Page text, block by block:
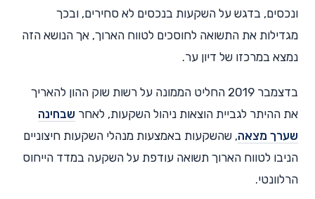
ונכסים, בדגש על השקעות בנכסים לא סחירים, ובכך
מגדילות את התשואה לחוסכים לטווח הארוך, אך הנושא הזה
נמצא במרכזו של דיון ער.
בדצמבר 2019 החליט הממונה על רשות שוק ההון להאריך
את ההיתר לגביית הוצאות ניהול השקעות, לאחר שבחינה
שערך מצאה, שהשקעות באמצעות מנהלי השקעות חיצוניים
הניבו לטווח הארוך תשואה עודפת על השקעה במדד הייחוס
הרלוונטי.